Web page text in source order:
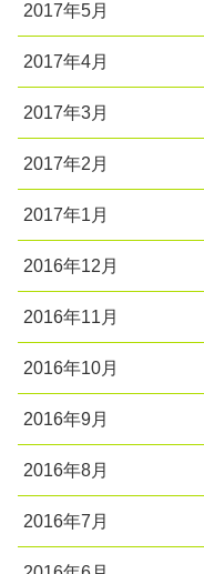
2017年5月
2017年4月
2017年3月
2017年2月
2017年1月
2016年12月
2016年11月
2016年10月
2016年9月
2016年8月
2016年7月